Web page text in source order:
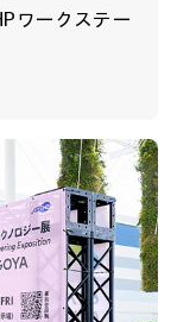
ワークステー